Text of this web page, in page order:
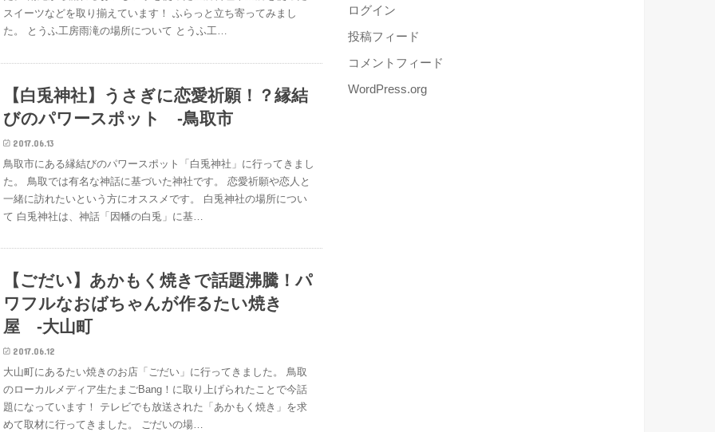
スイーツなどを取り揃えています！ ふらっと立ち寄ってみまし
た。 とうふ工房雨滝の場所について とうふ工…
【白兎神社】うさぎに恋愛祈願！？縁結
びのパワースポット -鳥取市
2017.06.13
鳥取市にある縁結びのパワースポット「白兎神社」に行ってきまし
た。 鳥取では有名な神話に基づいた神社です。 恋愛祈願や恋人と
一緒に訪れたいという方にオススメです。 白兎神社の場所につい
て 白兎神社は、神話「因幡の白兎」に基…
【ごだい】あかもく焼きで話題沸騰！パ
ワフルなおばちゃんが作るたい焼き
屋 -大山町
2017.06.12
大山町にあるたい焼きのお店「ごだい」に行ってきました。 鳥取
のローカルメディア生たまごBang！に取り上げられたことで今話
題になっています！ テレビでも放送された「あかもく焼き」を求
めて取材に行ってきました。 ごだいの場…
ログイン
投稿フィード
コメントフィード
WordPress.org